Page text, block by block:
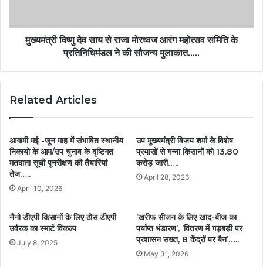
मुख्यमंत्री विष्णु देव साय से राजा मोरध्वज आरंग महोत्सव समिति के
प्रतिनिधिमंडल ने की सौजन्य मुलाकात…..
Related Articles
आगामी मई -जून माह में संभावित स्थानीय
निकायो के आम/उप चुनाव के दृष्टिगत
मतदाता सूची पुनरीक्षण की तैयारियां
तेज…..
April 10, 2026
उप मुख्यमंत्री विजय शर्मा के विशेष
प्रयासों से गन्ना किसानों को 13.80
करोड़ जारी…..
April 28, 2026
नैनो डीएपी किसानों के लिए ठोस डीएपी
उर्वरक का स्मार्ट विकल्प
July 8, 2025
’खरीफ सीजन के लिए खाद-बीज का
पर्याप्त भंडारण’, ’वितरण में गड़बड़ी पर
प्रशासन सख्त, 8 केंद्रों पर बैन’…..
May 31, 2026